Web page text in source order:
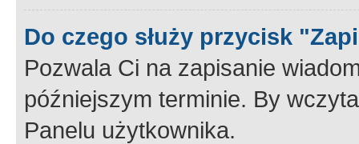
Do czego służy przycisk
Pozwala Ci na zapisanie
późniejszym terminie. By
Panelu użytkownika.